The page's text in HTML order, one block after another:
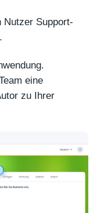
Nutzer Support-
eine
zu Ihrer